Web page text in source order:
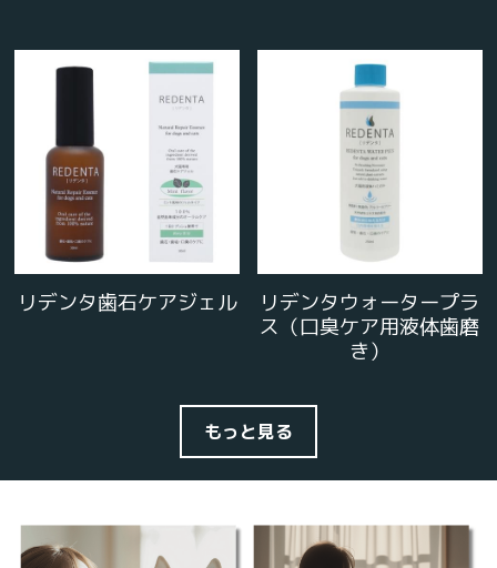
リデンタ歯石ケアジェル
リデンタウォータープラ
ス（口臭ケア用液体歯磨
き）
もっと見る